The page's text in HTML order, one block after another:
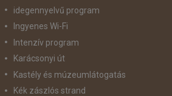
idegennyelvű program
Ingyenes Wi-Fi
Intenzív program
Karácsonyi út
Kastély és múzeumlátogatás
Kék zászlós strand